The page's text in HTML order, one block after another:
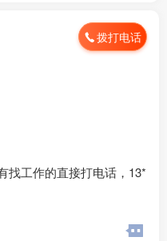
拨打电话
找工作的直接打电话，13*